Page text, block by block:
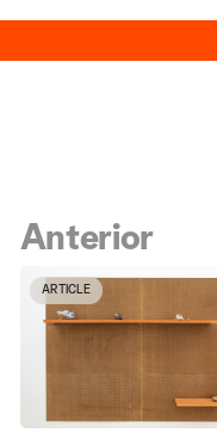
Anterior
ARTICLE